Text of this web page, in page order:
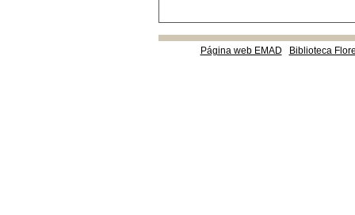
Página web EMAD Biblioteca